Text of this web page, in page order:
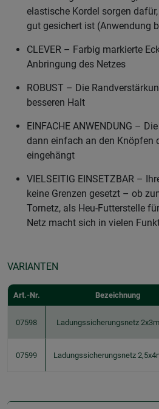
elastische Kordel sorgen
gut gesichert ist (Anwendung
CLEVER – Farbig markierte
Anbringung des Netzes
ROBUST – Die
besseren Halt
EINFACHE ANWENDUNG –
dann einfach an den Knöpfen
eingehängt
VIELSEITIG EINSETZBAR –
keine Grenzen gesetzt – ob
Tornetz, als Heu-Futterstelle
Netz macht sich in vielen
VARIANTEN
Art.-Nr. Bezeichnung
07598 Ladungssicherungsnetz
07599 Ladungssicherungsnetz